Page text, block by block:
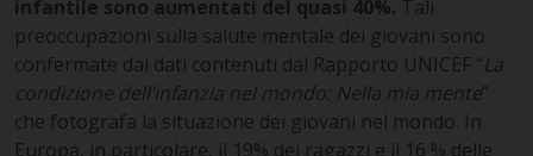
infantile sono aumentati del quasi 40%. Tali
preoccupazioni sulla salute mentale dei giovani sono
confermate dai dati contenuti dal Rapporto UNICEF “La
condizione dell’infanzia nel mondo: Nella mia mente”
che fotografa la situazione dei giovani nel mondo. In
Europa, in particolare, il 19% dei ragazzi e il 16 % delle